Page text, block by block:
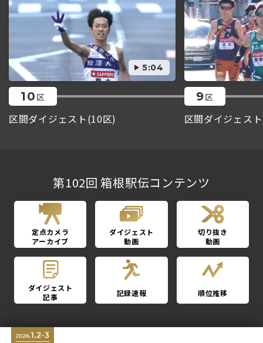
5:04
10 区
区間ダイジェスト(10区)
9区
区間ダイジェス
第102回 箱根駅伝コンテンツ
定点カメラ
アーカイブ
ダイジェスト
動画
切り抜き
動画
ダイジェスト
記事
記録速報 順位推移